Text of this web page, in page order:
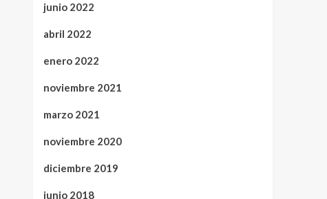
junio 2022
abril 2022
enero 2022
noviembre 2021
marzo 2021
noviembre 2020
diciembre 2019
junio 2018